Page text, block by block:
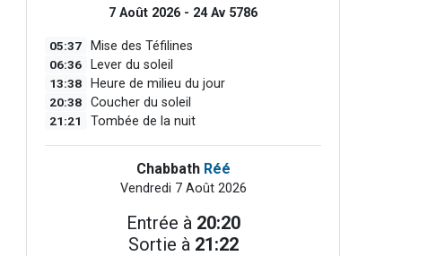
7 Août 2026 - 24 Av 5786
05:37 Mise des Téfilines
06:36 Lever du soleil
13:38 Heure de milieu du jour
20:38 Coucher du soleil
21:21 Tombée de la nuit
Chabbath Réé
Vendredi 7 Août 2026
Entrée à 20:20
Sortie à 21:22